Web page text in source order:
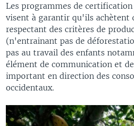
Les programmes de
visent à garantir qu'ils achètent
respectant des critères de
(n'entrainant pas de
pas au travail des enfants
élément de communication et
important en direction des
occidentaux.